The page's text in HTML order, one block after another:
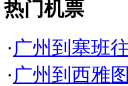
热门机票
·广州到塞班
·广州到西雅